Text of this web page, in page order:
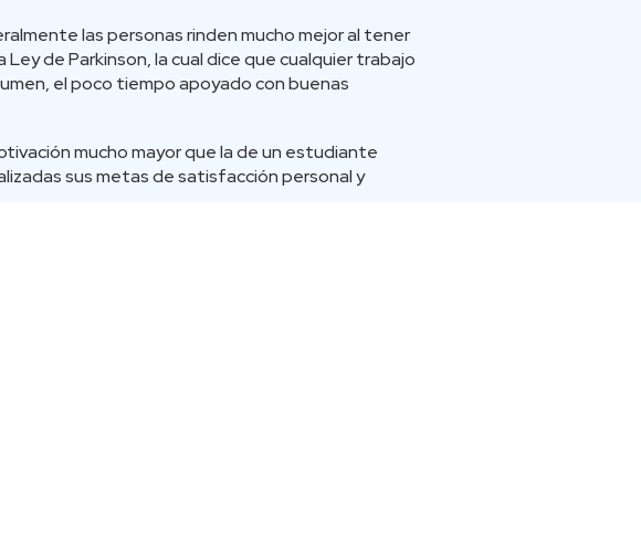
las personas rinden mucho mejor al tener
de Parkinson, la cual dice que cualquier trabajo
el poco tiempo apoyado con buenas
mucho mayor que la de un estudiante
sus metas de satisfacción personal y